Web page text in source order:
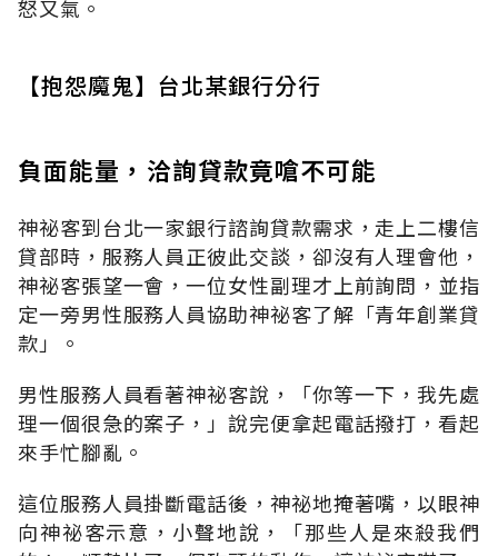
怒又氣。
【抱怨魔鬼】台北某銀行分行
負面能量，洽詢貸款竟嗆不可能
神祕客到台北一家銀行諮詢貸款需求，走上二樓信
貸部時，服務人員正彼此交談，卻沒有人理會他，
神祕客張望一會，一位女性副理才上前詢問，並指
定一旁男性服務人員協助神祕客了解「青年創業貸
款」。
男性服務人員看著神祕客說，「你等一下，我先處
理一個很急的案子，」說完便拿起電話撥打，看起
來手忙腳亂。
這位服務人員掛斷電話後，神祕地掩著嘴，以眼神
向神祕客示意，小聲地說，「那些人是來殺我們